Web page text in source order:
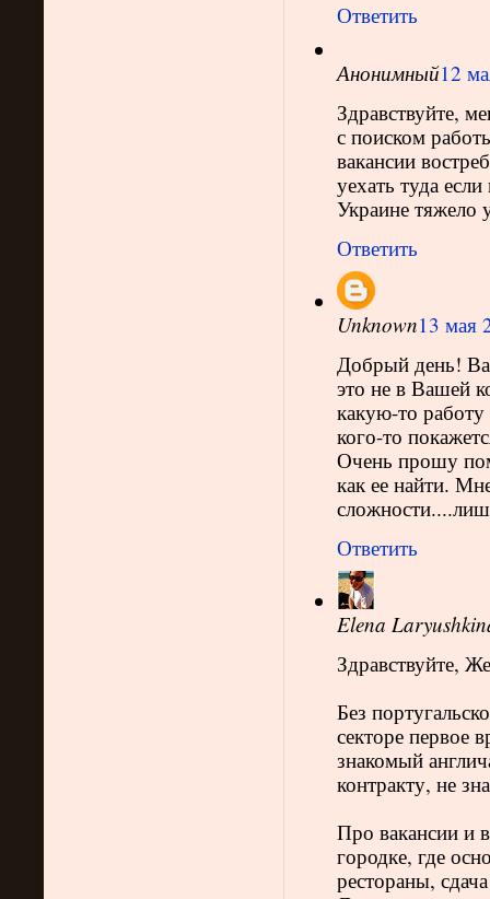
Ответить
Анонимный12
Здравствуйте,
с поиском
вакансии
уехать туда
Украине тяжело
Ответить
Unknown13 мая
Добрый день!
это не в Вашей
какую-то
кого-то
Очень прошу
как ее найти.
Ответить
Elena
Здравствуйте,
Без
секторе первое
знакомый
контракту, не
Про вакансии и
городке, где
рестораны,